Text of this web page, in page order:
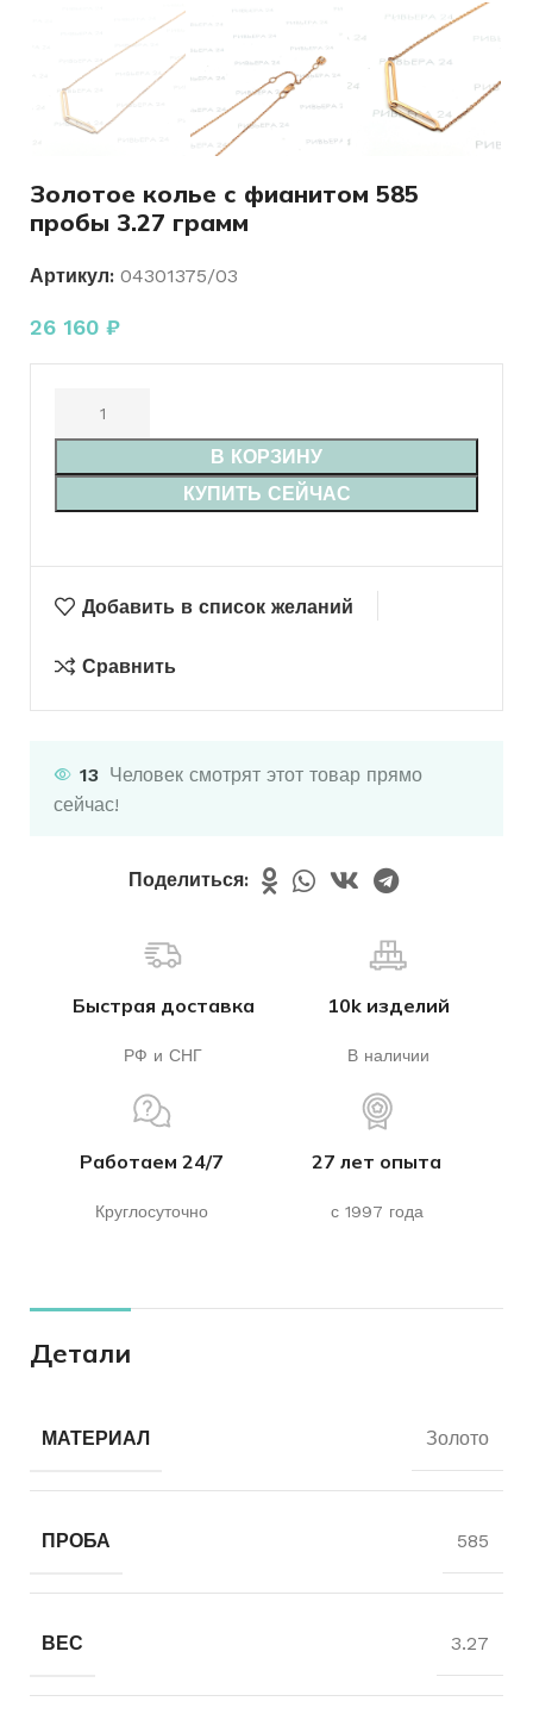
Золотое колье с фианитом 585
пробы 3.27 грамм
Артикул: 04301375/03
26 160 ₽
В КОРЗИНУ
КУПИТЬ СЕЙЧАС
Добавить в список желаний
Сравнить
13 Человек смотрят этот товар прямо
сейчас!
Поделиться:
Быстрая доставка
РФ и СНГ
10k изделий
В наличии
Работаем 24/7
Круглосуточно
27 лет опыта
с 1997 года
Детали
МАТЕРИАЛ Золото
ПРОБА 585
ВЕС 3.27